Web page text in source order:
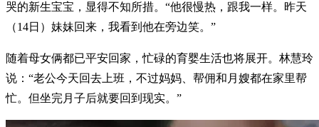
哭的新生宝宝，显得不知所措。“他很慢热，跟我一样。昨天
（14日）妹妹回来，我看到他在旁边笑。”
随着母女俩都已平安回家，忙碌的育婴生活也将展开。林慧玲
说：“老公今天回去上班，不过妈妈、帮佣和月嫂都在家里帮
忙。但坐完月子后就要回到现实。”